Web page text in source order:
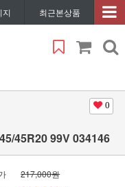
최근본상품
0
45R20 99V 034146
217,000원